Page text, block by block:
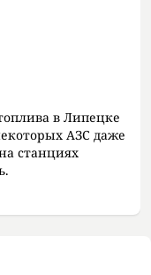
в Липецке
АЗС даже
станциях